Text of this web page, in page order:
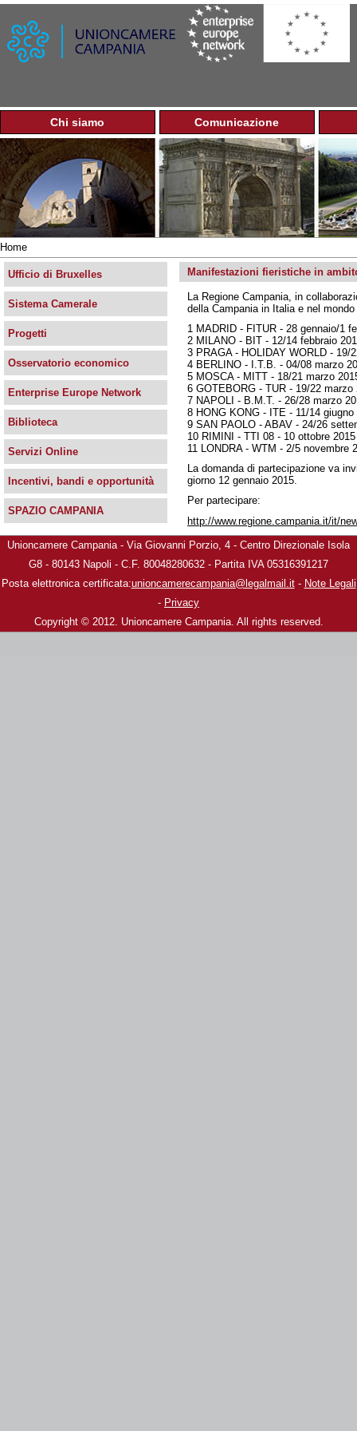
Jump to navigation
M
e
n
u
p
r
n
c
p
a
e
Chi siamo Comunicazione
Tu
sei
qui
Home
Manifestazioni fieristiche in
La Regione Campania, in
della Campania in Italia e nel
1 MADRID - FITUR - 28 gennaio/1
2 MILANO - BIT - 12/14 febbraio
3 PRAGA - HOLIDAY WORLD - 19/
4 BERLINO - I.T.B. - 04/08 marzo
5 MOSCA - MITT - 18/21 marzo
6 GOTEBORG - TUR - 19/22 marzo
7 NAPOLI - B.M.T. - 26/28 marzo
8 HONG KONG - ITE - 11/14 giugno
9 SAN PAOLO - ABAV - 24/26
10 RIMINI - TTI 08 - 10 ottobre 2015
11 LONDRA - WTM - 2/5 novembre
La domanda di partecipazione va
giorno 12 gennaio 2015.
Per partecipare:
http://www.regione.campania.it/it/
Ufficio di Bruxelles
Sistema Camerale
Progetti
Osservatorio economico
Enterprise Europe Network
Biblioteca
Servizi Online
Incentivi, bandi e opportunità
SPAZIO CAMPANIA
Unioncamere Campania - Via Giovanni Porzio, 4 - Centro Direzionale Isola
G8 - 80143 Napoli - C.F. 80048280632 - Partita IVA 05316391217
Posta elettronica certificata:unioncamerecampania@legalmail.it- Note Legali
- Privacy
Copyright © 2012. Unioncamere Campania. All rights reserved.